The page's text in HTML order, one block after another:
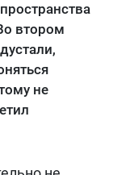
втором
не